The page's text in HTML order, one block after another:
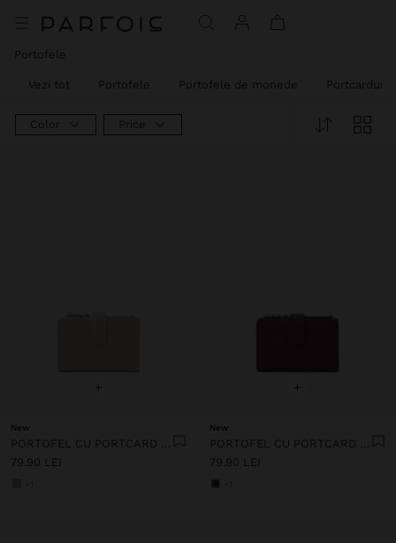
Portofele
Vezi tot Portofele Portofele de monede Portcarduri
Color Price
+
New
PORTOFEL CU PORTCARD DETAȘABIL
79.90 LEI
+
New
PORTOFEL CU PORTCARD DETAȘABIL
79.90 LEI